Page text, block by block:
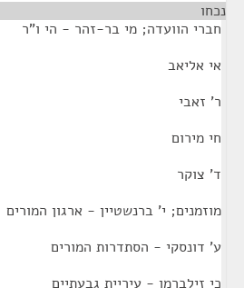
נכחו
חברי הוועדה; מי בר-זהר - הי ו"ר
אי אליאב
ר' זאבי
חי מירום
ד' צוקר
מוזמנים; י' ברנשטיין - ארגון המורים
ע' דונסקי - הסתדרות המורים
כי זילברמן - עיריית גבעתיים